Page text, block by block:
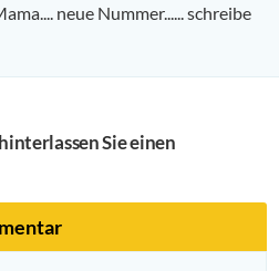
neue Nummer...... schreibe
Sie einen